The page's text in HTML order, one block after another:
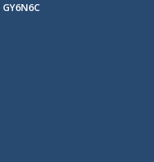
GY6N6C